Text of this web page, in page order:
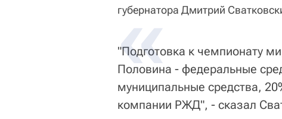
губернатора Дмитрий
"Подготовка к чемпионату
Половина - федеральные
муниципальные средства,
компании РЖД", - сказал